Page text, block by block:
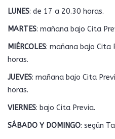
LUNES: de 17 a 20.30 horas.
MARTES: mañana bajo Cita
MIÉRCOLES: mañana bajo Cita
horas.
JUEVES: mañana bajo Cita
horas.
VIERNES: bajo Cita Previa.
SÁBADO Y DOMINGO: según